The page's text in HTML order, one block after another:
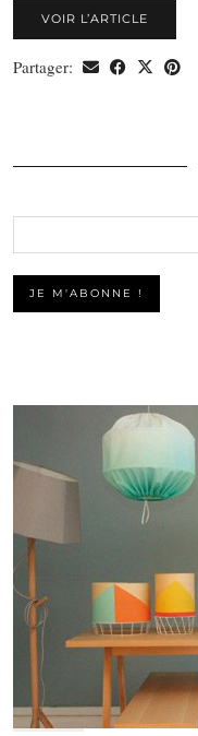
VOIR L’ARTICLE
Partager: